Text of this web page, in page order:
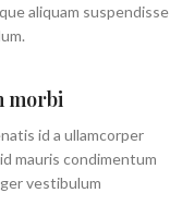
aliquam suspendisse
morbi
id a ullamcorper
mauris condimentum
vestibulum